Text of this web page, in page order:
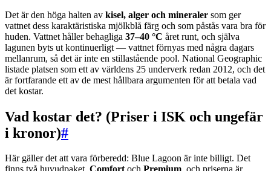
Det är den höga halten av kisel, alger och mineraler som ger
vattnet dess karaktäristiska mjölkblå färg och som påstås vara bra för
huden. Vattnet håller behagliga 37–40 °C året runt, och själva
lagunen byts ut kontinuerligt — vattnet förnyas med några dagars
mellanrum, så det är inte en stillastående pool. National Geographic
listade platsen som ett av världens 25 underverk redan 2012, och det
är fortfarande ett av de mest hållbara argumenten för att betala vad
det kostar.
Vad kostar det? (Priser i ISK och ungefär
i kronor)#
Här gäller det att vara förberedd: Blue Lagoon är inte billigt. Det